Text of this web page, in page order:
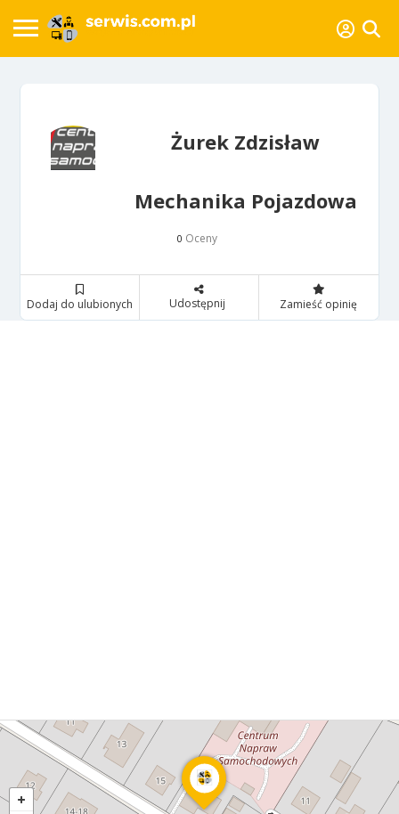
Żurek Zdzisław
Mechanika Pojazdowa
0 Oceny
Dodaj do ulubionych Udostępnij Zamieść opinię